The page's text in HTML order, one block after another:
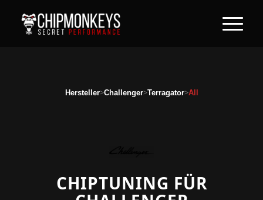
Hersteller>Challenger>Terragator>All
CHIPTUNING FÜR